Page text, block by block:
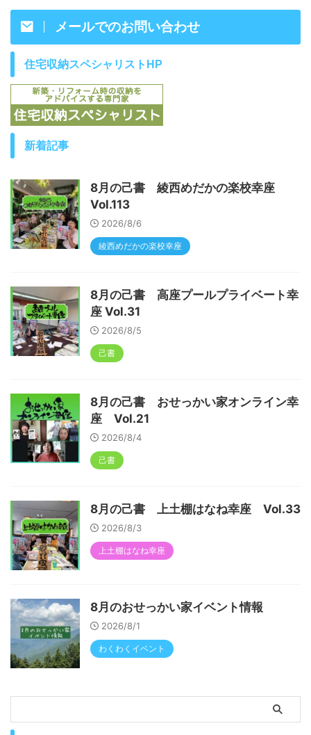
メールでのお問い合わせ
住宅収納スペシャリストHP
新着記事
8月の己書 綾西めだかの楽校幸座
Vol.113
2026/8/6
綾西めだかの楽校幸座
8月の己書 高座プールプライベート幸
座 Vol.31
2026/8/5
己書
8月の己書 おせっかい家オンライン幸
座 Vol.21
2026/8/4
己書
8月の己書 上土棚はなね幸座 Vol.33
2026/8/3
上土棚はなね幸座
8月のおせっかい家イベント情報
2026/8/1
わくわくイベント